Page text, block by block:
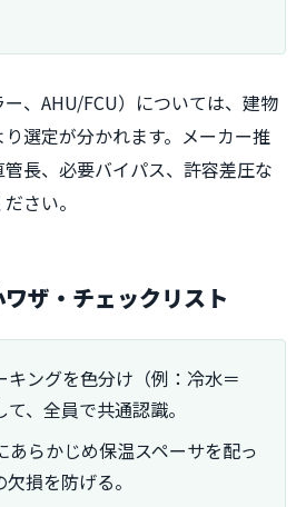
、AHU/FCU）については、建物
選定が分かれます。メーカー推
長、必要バイパス、許容差圧な
さい。
ザ・チェックリスト
キングを色分け（例：冷水＝
、全員で共通認識。
あらかじめ保温スペーサを配っ
損を防げる。